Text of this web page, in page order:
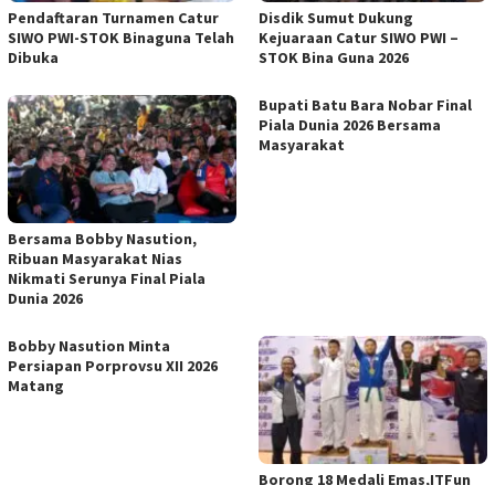
Pendaftaran Turnamen Catur
SIWO PWI-STOK Binaguna Telah
Dibuka
Disdik Sumut Dukung
Kejuaraan Catur SIWO PWI –
STOK Bina Guna 2026
Bersama Bobby Nasution,
Ribuan Masyarakat Nias
Nikmati Serunya Final Piala
Dunia 2026
Bupati Batu Bara Nobar Final
Piala Dunia 2026 Bersama
Masyarakat
Bobby Nasution Minta
Persiapan Porprovsu XII 2026
Matang
Borong 18 Medali Emas,ITFun